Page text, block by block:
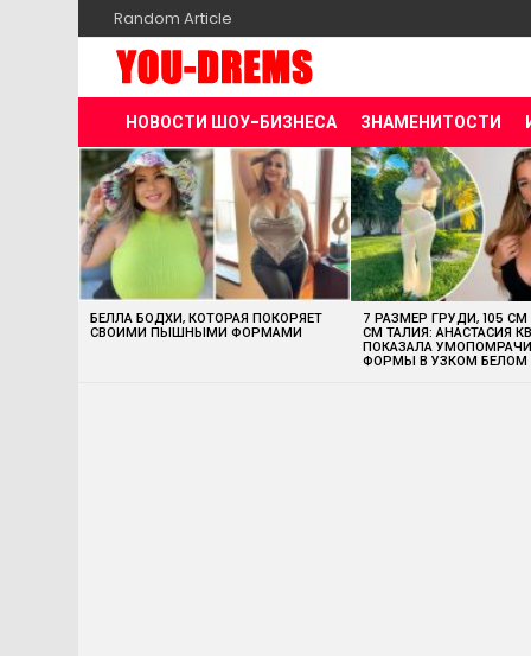
Random Article
НОВОСТИ ШОУ-БИЗНЕСА ЗНАМЕНИТОСТИ
MOST
VIEWED
STORIES
БЕЛЛА БОДХИ, КОТОРАЯ ПОКОРЯЕТ
СВОИМИ ПЫШНЫМИ ФОРМАМИ
7 РАЗМЕР ГРУДИ, 105
СМ ТАЛИЯ: АНАСТАСИЯ
ПОКАЗАЛА
ФОРМЫ В УЗКОМ БЕЛОМ